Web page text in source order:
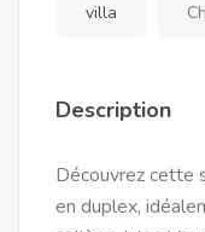
villa
Description
Découvrez cette
en duplex,